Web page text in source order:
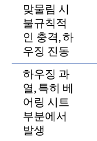
맞물림 시
불규칙적
인 충격, 하
우징 진동
하우징 과
열, 특히 베
어링 시트
부분에서
발생